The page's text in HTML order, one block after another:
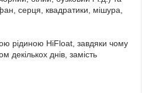
серця, квадратики, мішура,
рідиною HiFloat, завдяки чому
декількох днів, замість